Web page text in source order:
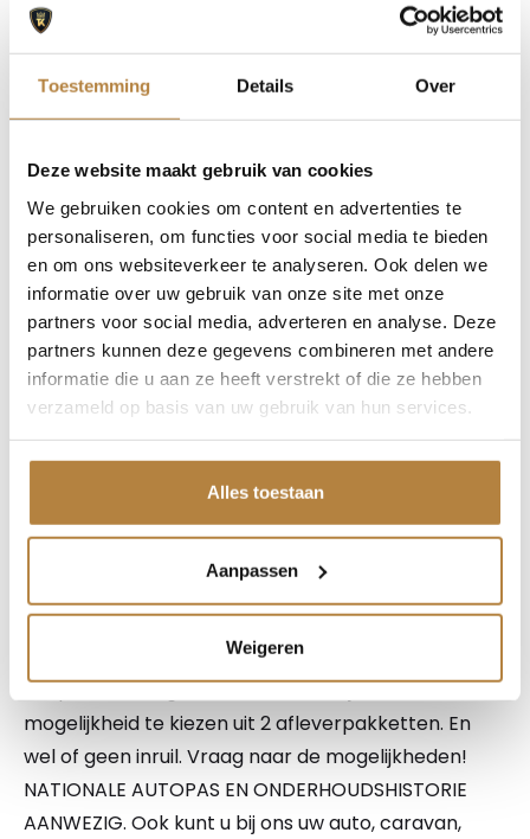
Toestemming Details Over
Deze website maakt gebruik van cookies
We gebruiken cookies om content en advertenties te
personaliseren, om functies voor social media te bieden
en om ons websiteverkeer te analyseren. Ook delen we
informatie over uw gebruik van onze site met onze
partners voor social media, adverteren en analyse. Deze
partners kunnen deze gegevens combineren met andere
informatie die u aan ze heeft verstrekt of die ze hebben
verzameld op basis van uw gebruik van hun services.
Alles toestaan
Aanpassen
Weigeren
🚦 Cruise control
🖤 22” lichtmetalen velgen – indrukwekkende
🎨 Uitgevoerd in stijlvol grijs
Deze Q7 combineert een krachtige333 pk sterke
3.0 TFSI-motormet de verfijning die je van Audi
mag verwachten. Dankzij de lage kilometerstand
en zijn uitstekende onderhoudsstaat is dit een SUV
die comfort, luxe en prestaties naadloos verenigt.
📞Exclusief beschikbaar voor bezichtiging en
proefrit op afspraak.
De auto van uw keuze tegen een scherpe
bodemprijs. Die vindt u bij Auto Keijzers. Maar we
doen meer. We bieden u de keuze uit een aantal
altijd, maar kiest u voor één van onze
afleverpakketten, dan weet u zeker dat u een auto
koopt waar zorg aan besteed is. Wij bieden u de
mogelijkheid te kiezen uit 2 afleverpakketten. En
wel of geen inruil. Vraag naar de mogelijkheden!
NATIONALE AUTOPAS EN ONDERHOUDSHISTORIE
AANWEZIG. Ook kunt u bij ons uw auto, caravan,